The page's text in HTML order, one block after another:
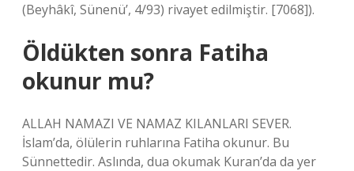
(Beyhâkî, Sünenü’, 4/93) rivayet edilmiştir. [7068]).
Öldükten sonra Fatiha
okunur mu?
ALLAH NAMAZI VE NAMAZ KILANLARI SEVER.
İslam’da, ölülerin ruhlarına Fatiha okunur. Bu
Sünnettedir. Aslında, dua okumak Kuran’da da yer